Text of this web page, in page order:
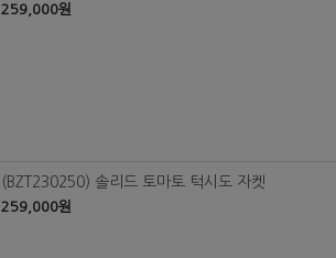
259,000원
(BZT230250) 솔리드 토마토 턱시도 자켓
259,000원